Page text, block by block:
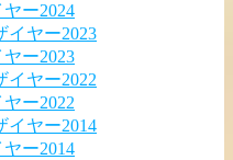
ー2024
イヤー2023
ー2023
イヤー2022
ー2022
イヤー2014
ー2014